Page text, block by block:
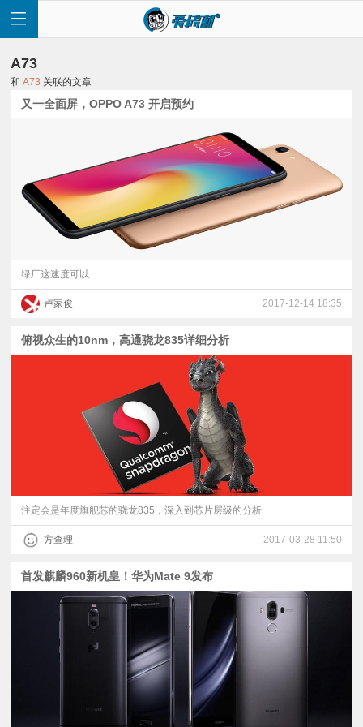
页
讯
评
测
普
验
A73
和A73 关联的文章
又一全面屏，OPPO A73 开启预约
绿厂这速度可以
卢家俊 2017-12-14 18:35
俯视众生的10nm，高通骁龙835详细分析
注定会是年度旗舰芯的骁龙835，深入到芯片层级的分析
方查理 2017-03-28 11:50
首发麒麟960新机皇！华为Mate 9发布